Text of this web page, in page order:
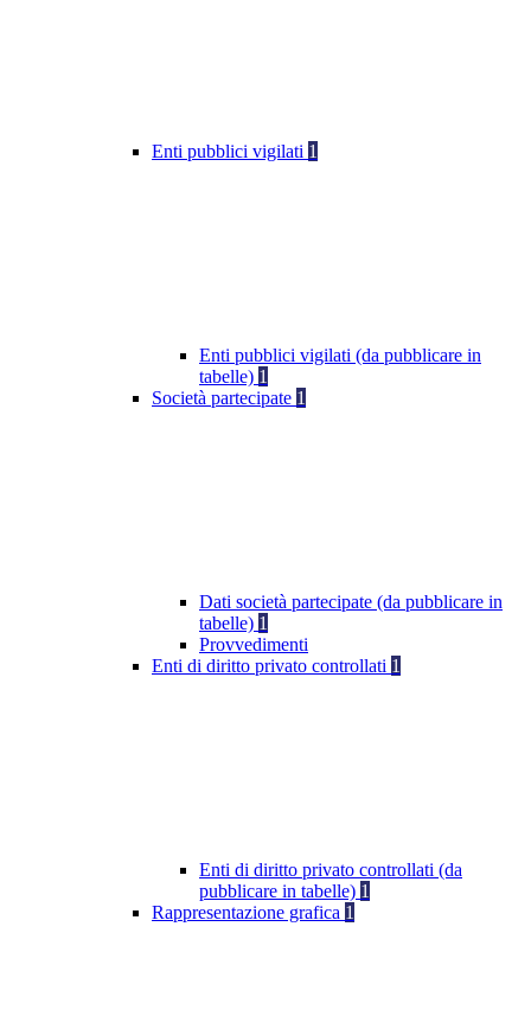
Enti pubblici vigilati 1
Enti pubblici vigilati (da pubblicare in
tabelle) 1
Società partecipate 1
Dati società partecipate (da pubblicare in
tabelle) 1
Provvedimenti
Enti di diritto privato controllati 1
Enti di diritto privato controllati (da
pubblicare in tabelle) 1
Rappresentazione grafica 1